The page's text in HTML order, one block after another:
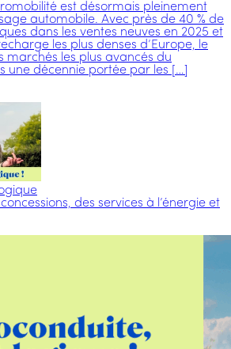
est désormais pleinement
automobile. Avec près de 40 % de
dans les ventes neuves en 2025 et
les plus denses d’Europe, le
marchés les plus avancés du
une décennie portée par les […]
des services à l’énergie et